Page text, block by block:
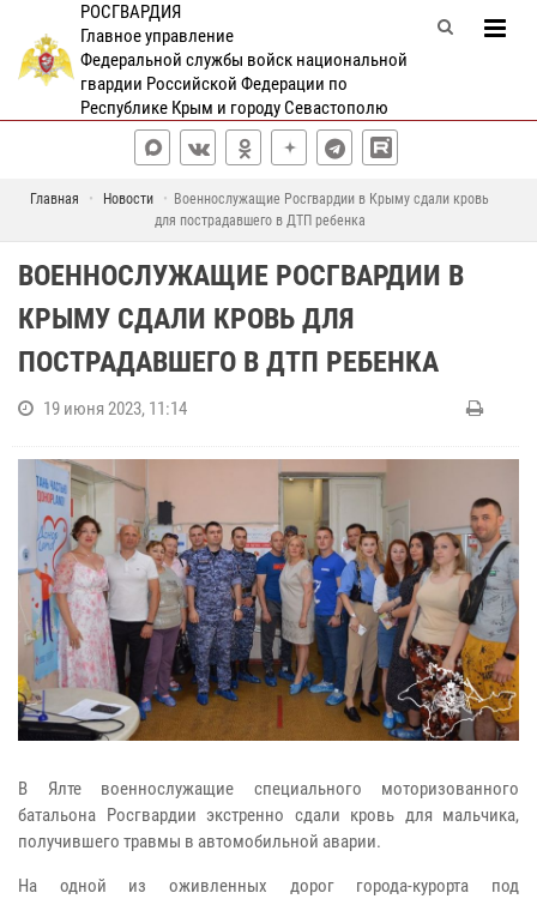
РОСГВАРДИЯ
Главное управление
Федеральной службы войск национальной
гвардии Российской Федерации по
Республике Крым и городу Севастополю
Главная Новости
Военнослужащие Росгвардии в Крыму сдали кровь
для пострадавшего в ДТП ребенка
ВОЕННОСЛУЖАЩИЕ РОСГВАРДИИ В
КРЫМУ СДАЛИ КРОВЬ ДЛЯ
ПОСТРАДАВШЕГО В ДТП РЕБЕНКА
19 июня 2023, 11:14
В Ялте военнослужащие специального моторизованного
батальона Росгвардии экстренно сдали кровь для мальчика,
получившего травмы в автомобильной аварии.
На одной из оживленных дорог города-курорта под